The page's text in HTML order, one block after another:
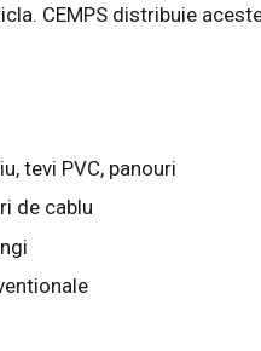
CEMPS distribuie
tevi PVC, panouri
de cablu